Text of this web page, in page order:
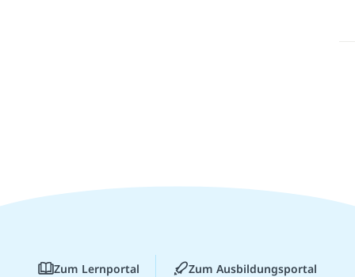
Zum Lernportal Zum Ausbildungsportal